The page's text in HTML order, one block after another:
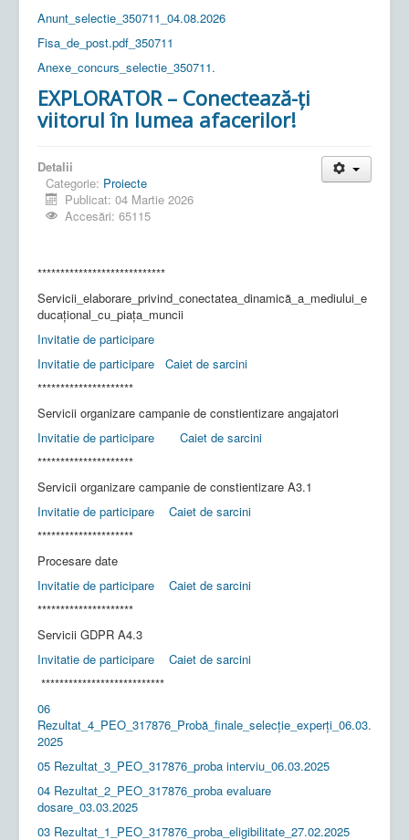
Anunt_selectie_350711_04.08.2026
Fisa_de_post.pdf_350711
Anexe_concurs_selectie_350711.
EXPLORATOR – Conectează-ți
viitorul în lumea afacerilor!
Detalii
Categorie: Proiecte
Publicat: 04 Martie 2026
Accesări: 65115
****************************
Servicii_elaborare_privind_conectatea_dinamică_a_mediului_e
ducațional_cu_piața_muncii
Invitatie de participare
Invitatie de participare
Caiet de sarcini
*********************
Servicii organizare campanie de constientizare angajatori
Invitatie de participare
Caiet de sarcini
*********************
Servicii organizare campanie de constientizare A3.1
Invitatie de participare
Caiet de sarcini
*********************
Procesare date
Invitatie de participare
Caiet de sarcini
*********************
Servicii GDPR A4.3
Invitatie de participare
Caiet de sarcini
***************************
06
Rezultat_4_PEO_317876_Probă_finale_selecție_experți_06.03.
2025
05 Rezultat_3_PEO_317876_proba interviu_06.03.2025
04 Rezultat_2_PEO_317876_proba evaluare
dosare_03.03.2025
03 Rezultat_1_PEO_317876_proba_eligibilitate_27.02.2025